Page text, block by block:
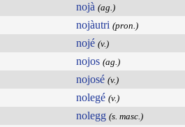
nojà (ag.)
nojàutri (pron.)
nojé (v.)
nojos (ag.)
nojosé (v.)
nolegé (v.)
nolegg (s. masc.)